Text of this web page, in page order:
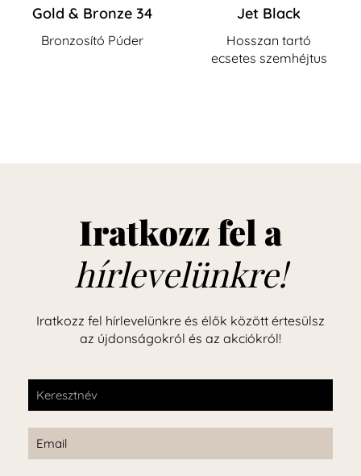
Gold & Bronze 34
Bronzosító Púder
Jet Black
Hosszan tartó
ecsetes szemhéjtus
Iratkozz fel a
hírlevelünkre!
Iratkozz fel hírlevelünkre és élők között értesülsz
az újdonságokról és az akciókról!